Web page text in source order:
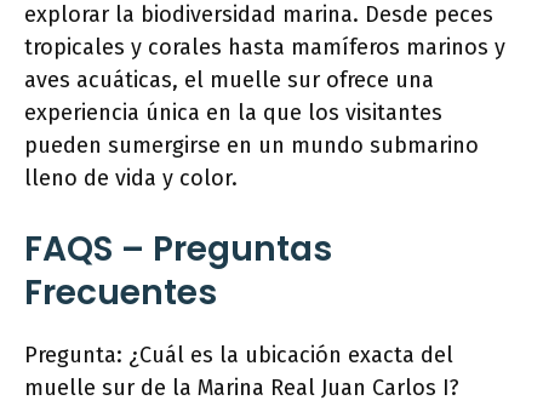
explorar la biodiversidad marina. Desde peces
tropicales y corales hasta mamíferos marinos y
aves acuáticas, el muelle sur ofrece una
experiencia única en la que los visitantes
pueden sumergirse en un mundo submarino
lleno de vida y color.
FAQS – Preguntas
Frecuentes
Pregunta: ¿Cuál es la ubicación exacta del
muelle sur de la Marina Real Juan Carlos I?